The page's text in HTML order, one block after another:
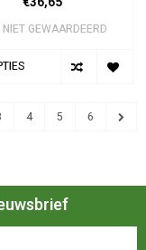
NIET GEWAARDEERD
4 5 6